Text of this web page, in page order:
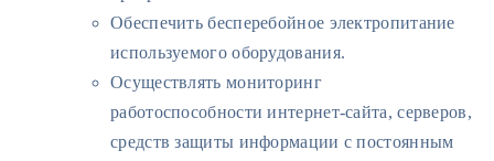
Обеспечить бесперебойное электропитание
используемого оборудования.
Осуществлять мониторинг
работоспособности интернет-сайта, серверов,
средств защиты информации с постоянным